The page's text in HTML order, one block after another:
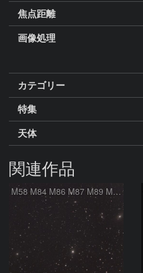
焦点距離
画像処理
カテゴリー
特集
天体
関連作品
M58 M84 M86 M87 M89 M90 マルカリアンの銀河鎖 おとめ座 かみのけ座